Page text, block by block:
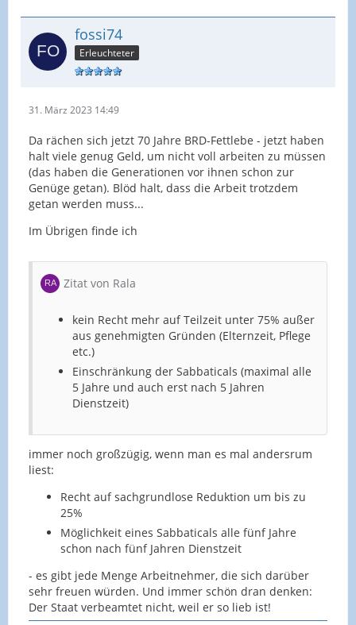
fossi74
Erleuchteter
31. März 2023 14:49
Da rächen sich jetzt 70 Jahre BRD-Fettlebe - jetzt haben
halt viele genug Geld, um nicht voll arbeiten zu müssen
(das haben die Generationen vor ihnen schon zur
Genüge getan). Blöd halt, dass die Arbeit trotzdem
getan werden muss...
Im Übrigen finde ich
Zitat von Rala
kein Recht mehr auf Teilzeit unter 75% außer
aus genehmigten Gründen (Elternzeit, Pflege
etc.)
Einschränkung der Sabbaticals (maximal alle
5 Jahre und auch erst nach 5 Jahren
Dienstzeit)
immer noch großzügig, wenn man es mal andersrum
liest:
Recht auf sachgrundlose Reduktion um bis zu
25%
Möglichkeit eines Sabbaticals alle fünf Jahre
schon nach fünf Jahren Dienstzeit
- es gibt jede Menge Arbeitnehmer, die sich darüber
sehr freuen würden. Und immer schön dran denken:
Der Staat verbeamtet nicht, weil er so lieb ist!